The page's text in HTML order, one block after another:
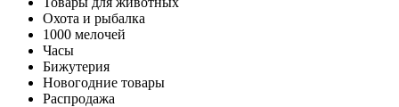
Охота и рыбалка
1000 мелочей
Часы
Бижутерия
Новогодние товары
Распродажа